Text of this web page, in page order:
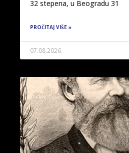
32 stepena, u Beogradu 31
PROČITAJ VIŠE »
07.08.2026.